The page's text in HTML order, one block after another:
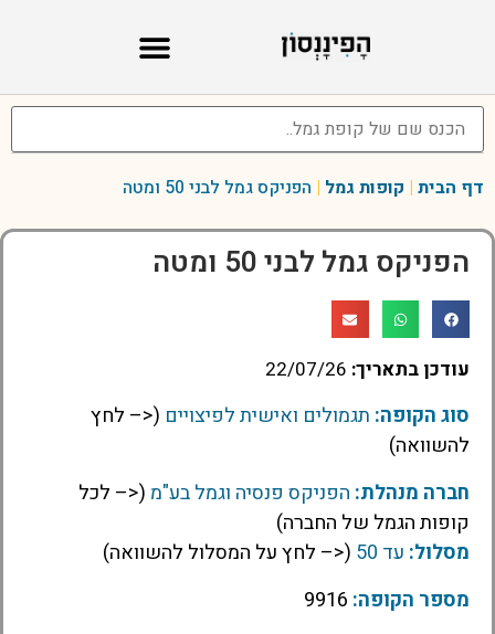
דף הבית | קופות גמל | הפניקס גמל לבני 50 ומטה
הפניקס גמל לבני 50 ומטה
עודכן בתאריך: 22/07/26
סוג הקופה: תגמולים ואישית לפיצויים (<– לחץ
להשוואה)
חברה מנהלת: הפניקס פנסיה וגמל בע"מ (<– לכל
קופות הגמל של החברה)
מסלול: עד 50
(<– לחץ על המסלול להשוואה)
מספר הקופה: